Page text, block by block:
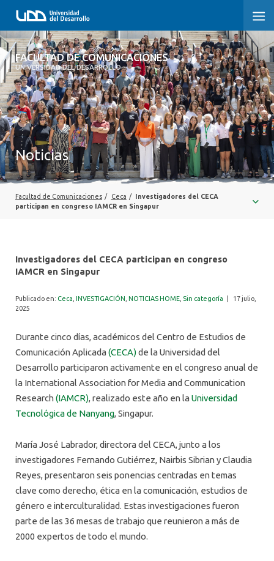
FACULTAD DE COMUNICACIONES
UNIVERSIDAD DEL DESARROLLO
FACULTAD DE COMUNICACIONES
INICIO
SOBRE LA FACULTAD
CARRERAS
POSTGRADOS Y EDUCACIÓN CONTINUA
INVESTIGACIÓN
ALUMNI
Noticias
Facultad de Comunicaciones / Ceca / Investigadores del CECA
participan en congreso IAMCR en Singapur
Investigadores del CECA participan en congreso
IAMCR en Singapur
Publicado en: Ceca INVESTIGACIÓN NOTICIAS HOME Sin categoría
17 julio,
2025
Durante cinco días, académicos del Centro de Estudios de
Comunicación Aplicada (CECA)de la Universidad del
Desarrollo participaron activamente en el congreso anual de
la International Association for Media and Communication
Research (IAMCR), realizado este año en la Universidad
Tecnológica de Nanyang, Singapur.
María José Labrador, directora del CECA, junto a los
investigadores Fernando Gutiérrez, Nairbis Sibrian y Claudia
Reyes, presentaron seis ponencias centradas en temas
clave como derecho, ética en la comunicación, estudios de
género e interculturalidad. Estas investigaciones fueron
parte de las 36 mesas de trabajo que reunieron a más de
2000 expertos de todo el mundo.